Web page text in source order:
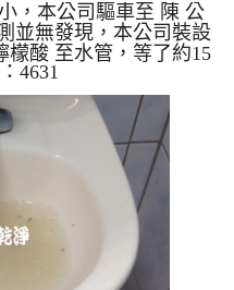
，本公司驅車至 陳 公
並無發現，本公司裝設
檬酸 至水管，等了約15
螺旋波 模式，一開始就
張，就像是有雙管咖啡
水出水量恢復正常了。
產生鐵鏽跟泥沙堆積，
下水含有氧化錳，管壁
水會跟石油一樣黑，有
有銅的物質，生鏽產生
色的水...
4631